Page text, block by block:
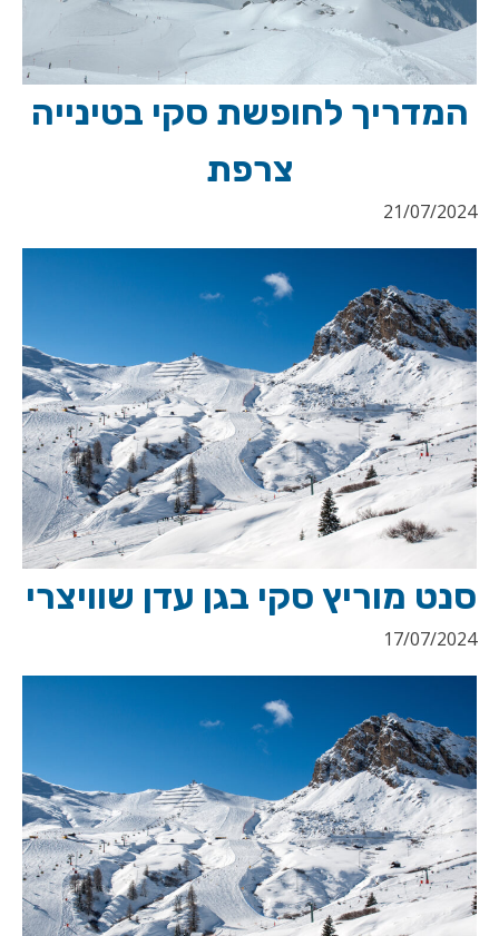
המדריך לחופשת סקי בטינייה
צרפת
21/07/2024
סנט מוריץ סקי בגן עדן שוויצרי
17/07/2024